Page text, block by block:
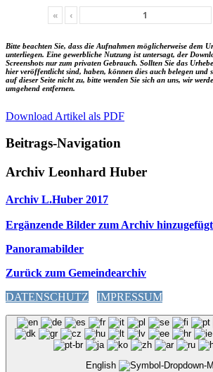
« ‹
Bitte beachten Sie, dass die Aufnahmen möglicherweise dem
unterliegen. Eine gewerbliche Nutzung ist untersagt, der
Screenshots nur zum privaten Gebrauch. Sollten Sie das
hier veröffentlicht sind, haben, können dies auch belegen und
auf dieser Seite nicht zu, bitte wenden Sie sich an uns, wir
umgehend entfernen.
Download Artikel als PDF
Beitrags-Navigation
Archiv Leonhard Huber
Archiv L.Huber 2017
Ergänzende Bilder zum Archiv
Panoramabilder
Zurück zum Gemeindearchiv
DATENSCHUTZ
IMPRESSUM
English